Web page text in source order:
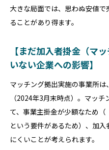
大きな局面では、思わぬ安値
ることがあり得ます。
【まだ加入者掛金（マ
いない企業への影響】
マッチング拠出実施の事業所
（2024年3月末時点）。マッ
て、事業主掛金が少額なため（
という要件があるため）、加
にくいことが考えられます。